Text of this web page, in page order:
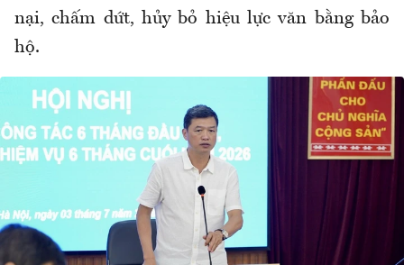
nại, chấm dứt, hủy bỏ hiệu lực văn bằng bảo
hộ.